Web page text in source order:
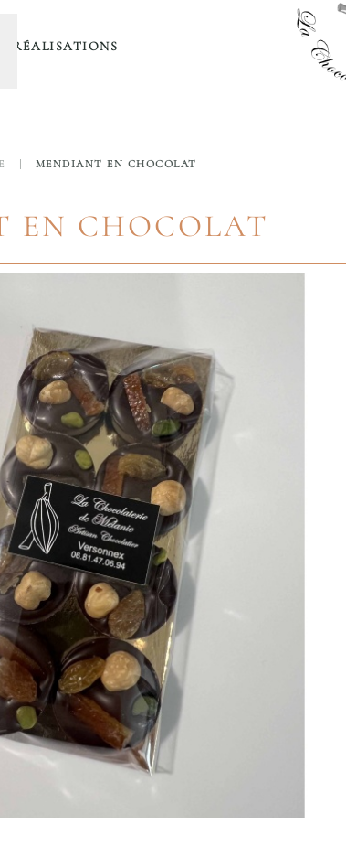
RÉALISATIONS
MENDIANT EN CHOCOLAT
EN CHOCOLAT